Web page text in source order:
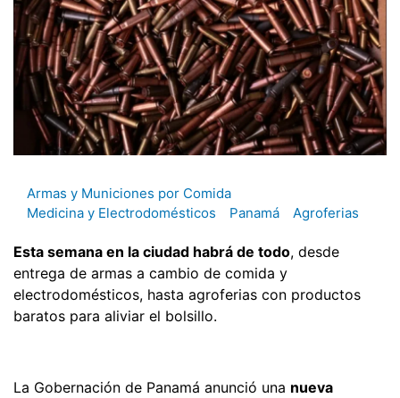
Armas y Municiones por Comida
Medicina y Electrodomésticos
Panamá Agroferias
Esta semana en la ciudad habrá de todo, desde
entrega de armas a cambio de comida y
electrodomésticos, hasta agroferias con productos
baratos para aliviar el bolsillo.
La Gobernación de Panamá anunció una nueva